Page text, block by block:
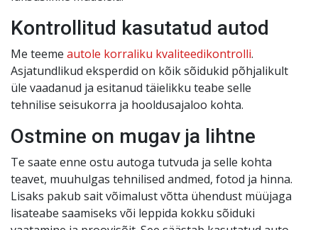
Kontrollitud kasutatud autod
Me teeme autole korraliku kvaliteedikontrolli.
Asjatundlikud eksperdid on kõik sõidukid põhjalikult
üle vaadanud ja esitanud täielikku teabe selle
tehnilise seisukorra ja hooldusajaloo kohta.
Ostmine on mugav ja lihtne
Te saate enne ostu autoga tutvuda ja selle kohta
teavet, muuhulgas tehnilised andmed, fotod ja hinna.
Lisaks pakub sait võimalust võtta ühendust müüjaga
lisateabe saamiseks või leppida kokku sõiduki